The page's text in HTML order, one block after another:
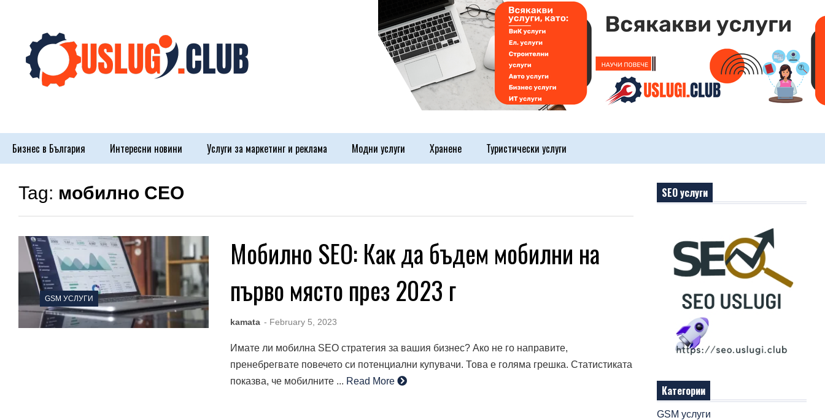
Бизнес в България Интересни новини Услуги за маркетинг и реклама Модни услуги Хранене Туристически услуги
Tag: мобилно СЕО
GSM УСЛУГИ
Мобилно SEO: Как да бъдем мобилни на
първо място през 2023 г
kamata - February 5, 2023
Имате ли мобилна SEO стратегия за вашия бизнес? Ако не го направите,
пренебрегвате повечето си потенциални купувачи. Това е голяма грешка. Статистиката
показва, че мобилните ... Read More
SEO услуги
Категории
GSM услуги